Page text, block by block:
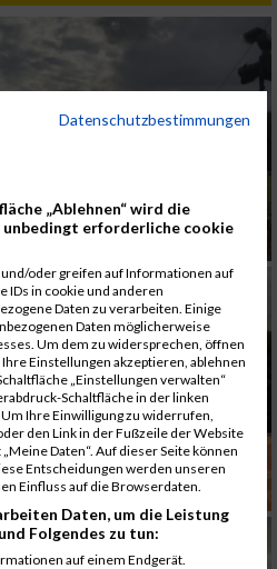
Datenschutzbestimmungen
„Ablehnen“ wird die
erforderliche cookie
oder greifen auf Informationen auf
IDs in cookie und anderen
Daten zu verarbeiten. Einige
Daten möglicherweise
Um dem zu widersprechen, öffnen
Ihre Einstellungen akzeptieren, ablehnen
„Einstellungen verwalten“
Schaltfläche in der linken
Ihre Einwilligung zu widerrufen,
den Link in der Fußzeile der Website
Daten“. Auf dieser Seite können
Entscheidungen werden unseren
Einfluss auf die Browserdaten.
Daten, um die Leistung
Folgendes zu tun:
auf einem Endgerät.